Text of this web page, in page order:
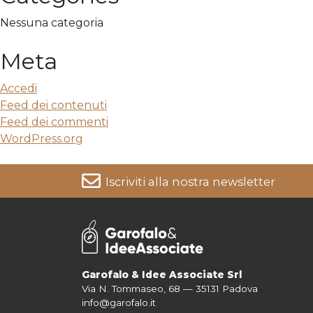
Nessuna categoria
Meta
Accedi
Feed dei contenuti
Feed dei commenti
WordPress.org
Iscriviti alla nostra newsletter
Garofalo & Idee Associate Srl
Via N. Tommaseo, 68 — 35131 Padova
info@garofalo.it